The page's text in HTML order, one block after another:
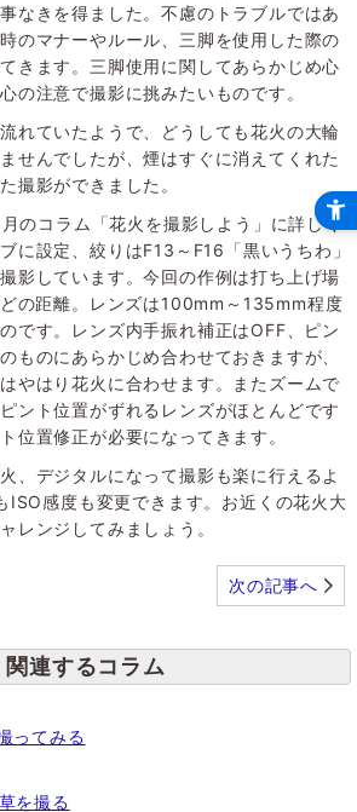
なきを得ました。不慮のトラブルではあ
のマナーやルール、三脚を使用した際の
きます。三脚使用に関してあらかじめ心
の注意で撮影に挑みたいものです。
れていたようで、どうしても花火の大輪
せんでしたが、煙はすぐに消えてくれた
撮影ができました。
のコラム「花火を撮影しよう」に詳しく
に設定、絞りはF13～F16「黒いうちわ」
影しています。今回の作例は打ち上げ場
の距離。レンズは100mm～135mm程度
です。レンズ内手振れ補正はOFF、ピン
ものにあらかじめ合わせておきますが、
やはり花火に合わせます。またズームで
ント位置がずれるレンズがほとんどです
位置修正が必要になってきます。
、デジタルになって撮影も楽に行えるよ
ISO感度も変更できます。お近くの花火大
レンジしてみましょう。
次の記事へ
関連するコラム
ってみる
を撮る